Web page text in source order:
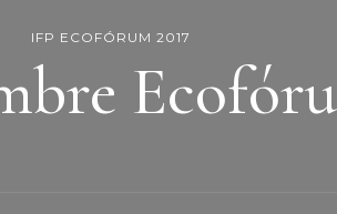
IFP ECOFÓRUM 2017